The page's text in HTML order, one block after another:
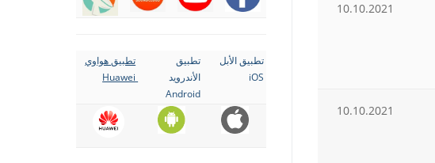
10.10.2021
10.10.2021
تطبيق الأبل
iOS
تطبيق
الأندرويد
Android
تطبيق هواوي